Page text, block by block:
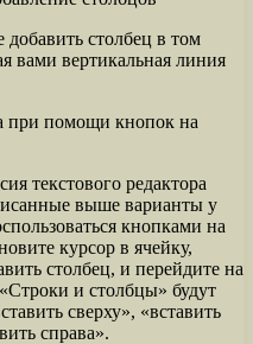
столбец в том
вами вертикальная линия
при помощи кнопок на
текстового редактора
выше варианты у
кнопками на
курсор в ячейку,
столбец, и перейдите на
и столбцы» будут
сверху», «вставить
справа».